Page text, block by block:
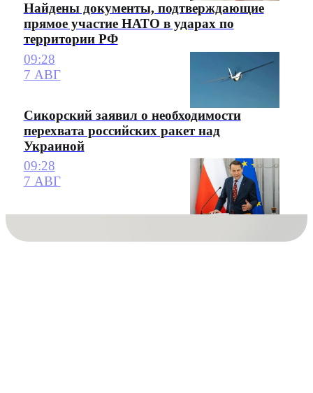
Найдены документы, подтверждающие
прямое участие НАТО в ударах по
территории РФ
09:28
7 АВГ
Сикорский заявил о необходимости
перехвата российских ракет над
Украиной
09:28
7 АВГ